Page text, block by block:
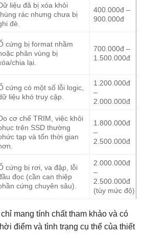
liệu đã bị xóa khỏi
rác nhưng chưa bị
đè.
400.000đ –
900.000đ
cứng bị format nhầm
phân vùng bị
chia lại.
700.000đ –
1.500.000đ
cứng có một số lỗi logic,
liệu khó truy cập.
1.200.000đ
–
2.000.000đ
cơ chế TRIM, việc khôi
trên SSD thường
tạp và tốn thời gian
1.800.000đ
–
2.500.000đ
cứng bị rơi, va đập, lỗi
đọc (cần can thiệp
cứng chuyên sâu).
2.000.000đ
–
2.500.000đ
(tùy mức độ)
mang tính chất tham khảo và có
điểm và tình trạng cụ thể của thiết